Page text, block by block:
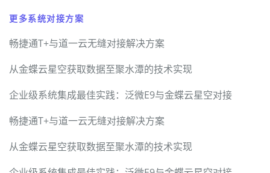
更多系统对接方案
畅捷通T+与道一云无缝对接解决方案
从金蝶云星空获取数据至聚水潭的技术实现
企业级系统集成最佳实践：泛微E9与金蝶云星空对接
畅捷通T+与道一云无缝对接解决方案
从金蝶云星空获取数据至聚水潭的技术实现